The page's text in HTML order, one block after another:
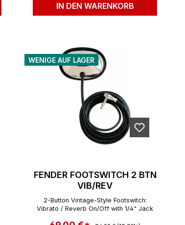
IN DEN WARENKORB
WENIGE AUF LAGER
FENDER FOOTSWITCH 2 BTN
VIB/REV
2-Button Vintage-Style Footswitch:
Vibrato / Reverb On/Off with 1/4" Jack
Regulärer Preis: